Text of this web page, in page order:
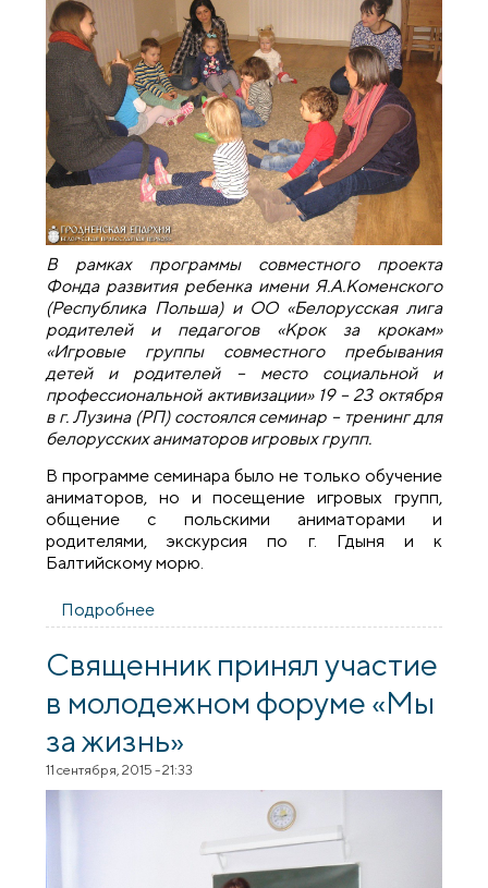
В рамках программы совместного проекта
Фонда развития ребенка имени Я.А.Коменского
(Республика Польша) и ОО «Белорусская лига
родителей и педагогов «Крок за крокам»
«Игровые группы совместного пребывания
детей и родителей – место социальной и
профессиональной активизации» 19 – 23 октября
в г. Лузина (РП) состоялся семинар – тренинг для
белорусских аниматоров игровых групп.
В программе семинара было не только обучение
аниматоров, но и посещение игровых групп,
общение с польскими аниматорами и
родителями, экскурсия по г. Гдыня и к
Балтийскому морю.
Подробнее
приняли участие в семинаре-тренинг для
Священник принял участие
в молодежном форуме «Мы
за жизнь»
11 сентября, 2015 - 21:33